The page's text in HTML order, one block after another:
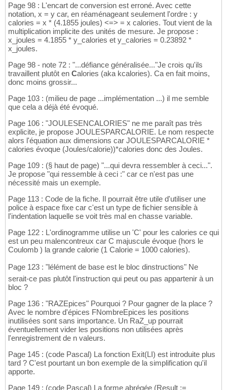
Page 98 : L'encart de conversion est erroné. Avec cette
notation, x = y car, en réaménageant seulement l'ordre : y
calories = x * (4.1855 joules) <=> = x calories. Tout vient de la
multiplication implicite des unités de mesure. Je propose :
x_joules = 4.1855 * y_calories et y_calories = 0.23892 *
x_joules.
Page 98 - note 72 : "...défiance généralisée..."Je crois qu'ils
travaillent plutôt en Calories (aka kcalories). Ca en fait moins,
donc moins grossir...
Page 103 : (milieu de page ...implémentation ...) il me semble
que cela a déjà été évoqué.
Page 106 : "JOULESENCALORIES" ne me paraît pas très
explicite, je propose JOULESPARCALORIE. Le nom respecte
alors l'équation aux dimensions car JOULESPARCALORIE *
calories évoque (Joules/calorie))*calories donc des Joules.
Page 109 : (§ haut de page) "...qui devra ressembler à ceci...".
Je propose "qui ressemble à ceci :" car ce n'est pas une
nécessité mais un exemple.
Page 113 : Code de la fiche. Il pourrait être utile d'utiliser une
police à espace fixe car c'est un type de fichier sensible à
l'indentation laquelle se voit très mal en chasse variable.
Page 122 : L'ordinogramme utilise un 'C' pour les calories ce qui
est un peu malencontreux car C majuscule évoque (hors le
Coulomb ) la grande calorie (1 Calorie = 1000 calories).
Page 123 : "lélément de base est le bloc dinstructions" Ne
serait-ce pas plutôt l'instruction qui peut ou pas appartenir à un
bloc ?
Page 136 : "RAZEpices" Pourquoi ? Pour gagner de la place ?
Avec le nombre d'épices FNombreEpices les positions
inutilisées sont sans importance. Un RaZ_up pourrait
éventuellement vider les positions non utilisées après
l'enregistrement de n valeurs.
Page 145 : (code Pascal) La fonction Exit(LI) est introduite plus
tard ? C'est pourtant un bon exemple de la simplification qu'il
apporte.
Page 149 : (code Pascal) La forme abrégée (Result ;=